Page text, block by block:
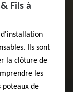
Fils à
d'installation
Ils sont
la clôture de
les
poteaux de